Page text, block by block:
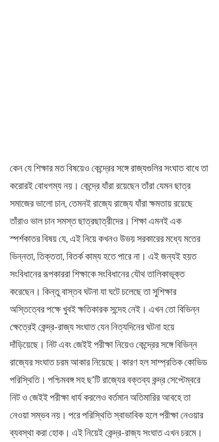
কেন যে শিক্ষার মত বিষয়েও কেন্দ্রের সঙ্গে রাজ্যগুলির সংঘাত বাধে তা
করোরই বোধগম্য নয়। কেন্দ্রে যাঁরা রয়েছেন তাঁরা যেমন ছাত্র
সমাজের ভালো চান, তেমনই রাজ্যে রাজ্যে যাঁরা ক্ষমতায় রয়েছে
তাঁরাও ভাল চান সমস্ত ছাত্রছাত্রীদের। শিক্ষা এমনই এক
স্পর্শকাতর বিষয় যে, এই নিয়ে কখনও উভয় সরকারের মধ্যে মতের
ভিন্নতা, তিক্ততা, বিতর্ক কাম্য হতে পারে না। এই জন্যই হয়ত
সংবিধানের রূপকাররা শিক্ষাকে সংবিধানের যৌথ তালিকাভূক্ত
করেছেন। কিন্তু বাস্তব ঘটনা যা ঘটে চলেছে তা সুশিক্ষার
অস্তিত্বের পক্ষে খুবই ক্ষতিকারক সন্দেহ নেই। এখন তো বিভিন্ন
ক্ষেত্রেই কেন্দ্র-রাজ্য সংঘাত যেন নিত্যদিনের ঘটনা হয়ে
দাঁড়িয়েছে। নিট এবং জেইই পরীক্ষা নিয়েও কেন্দ্রের সঙ্গে বিভিন্ন
রাজ্যের সংঘাত চরম আকার নিয়েছে। কারণ হল সাম্প্রতিক কোভিড
পরিস্থিতি। পশ্চিমবঙ্গ সহ ছ’টি রাজ্যের বক্তব্য কন্দ্র সেপ্টেম্বরে
নিট ও জেইই পরীক্ষা ধার্য করলেও বর্তমান অতিমারির আবহে তা
নেওয়া সম্ভব নয়। পরে পরিস্থিতি স্বাভাবিক হলে পরীক্ষা নেওয়ার
ব্যবস্থা করা হোক। এই নিয়েই কেন্দ্র-রাজ্য সংঘাত এখন চরমে।